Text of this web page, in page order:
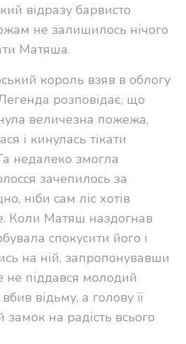
відразу барвисто
не залишилось нічого
Матяша.
король взяв в облогу
розповідає, що
величезна пожежа,
і кинулась тікати
недалеко змогла
зачепилось за
ніби сам ліс хотів
Коли Матяш наздогнав
спокусити його і
на ній, запропонувавши
піддався молодий
відьму, а голову її
на радість всього